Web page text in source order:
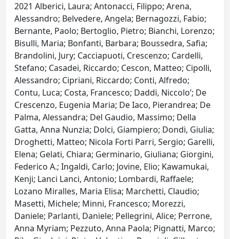
2021 Alberici, Laura; Antonacci, Filippo; Arena,
Alessandro; Belvedere, Angela; Bernagozzi, Fabio;
Bernante, Paolo; Bertoglio, Pietro; Bianchi, Lorenzo;
Bisulli, Maria; Bonfanti, Barbara; Boussedra, Safia;
Brandolini, Jury; Cacciapuoti, Crescenzo; Cardelli,
Stefano; Casadei, Riccardo; Cescon, Matteo; Cipolli,
Alessandro; Cipriani, Riccardo; Conti, Alfredo;
Contu, Luca; Costa, Francesco; Daddi, Niccolo’; De
Crescenzo, Eugenia Maria; De Iaco, Pierandrea; De
Palma, Alessandra; Del Gaudio, Massimo; Della
Gatta, Anna Nunzia; Dolci, Giampiero; Dondi, Giulia;
Droghetti, Matteo; Nicola Forti Parri, Sergio; Garelli,
Elena; Gelati, Chiara; Germinario, Giuliana; Giorgini,
Federico A.; Ingaldi, Carlo; Jovine, Elio; Kawamukai,
Kenji; Lanci Lanci, Antonio; Lombardi, Raffaele;
Lozano Miralles, Maria Elisa; Marchetti, Claudio;
Masetti, Michele; Minni, Francesco; Morezzi,
Daniele; Parlanti, Daniele; Pellegrini, Alice; Perrone,
Anna Myriam; Pezzuto, Anna Paola; Pignatti, Marco;